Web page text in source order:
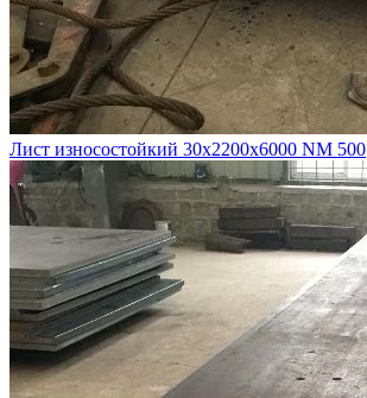
Лист износостойкий 30х2200х6000 NM 500